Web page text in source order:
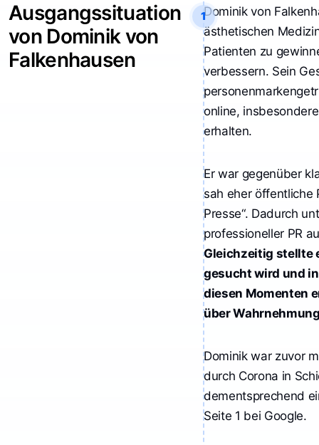
Ausgangssituation
von Dominik von
Falkenhausen
1Dominik von
ästhetischen
Patienten zu
verbessern. Sein
online,
erhalten.
Er war gegenüber
sah eher öffentliche
Presse“. Dadurch
professioneller PR
Gleichzeitig stellte
gesucht wird und
diesen Momenten
über
Dominik war zuvor
durch Corona in
dementsprechend
Seite 1 bei Google.